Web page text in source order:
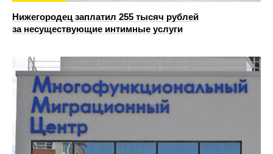
Нижегородец заплатил 255 тысяч рублей
за несуществующие интимные услуги